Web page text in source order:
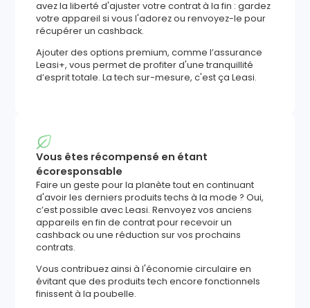
avez la liberté d'ajuster votre contrat à la fin : gardez
votre appareil si vous l'adorez ou renvoyez-le pour
récupérer un cashback.
Ajouter des options premium, comme l’assurance
Leasi+, vous permet de profiter d'une tranquillité
d’esprit totale. La tech sur-mesure, c'est ça Leasi.
Vous êtes récompensé en étant
écoresponsable
Faire un geste pour la planète tout en continuant
d'avoir les derniers produits techs à la mode ? Oui,
c’est possible avec Leasi. Renvoyez vos anciens
appareils en fin de contrat pour recevoir un
cashback ou une réduction sur vos prochains
contrats.
Vous contribuez ainsi à l'économie circulaire en
évitant que des produits tech encore fonctionnels
finissent à la poubelle.